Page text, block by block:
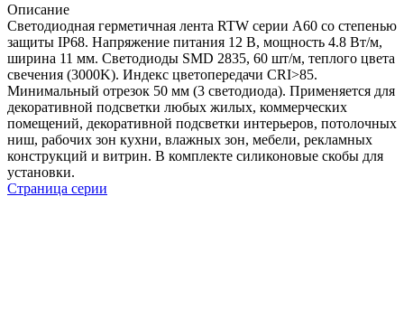
Описание
Светодиодная герметичная лента RTW серии A60 со степенью
защиты IP68. Напряжение питания 12 В, мощность 4.8 Вт/м,
ширина 11 мм. Светодиоды SMD 2835, 60 шт/м, теплого цвета
свечения (3000K). Индекс цветопередачи CRI>85.
Минимальный отрезок 50 мм (3 светодиода). Применяется для
декоративной подсветки любых жилых, коммерческих
помещений, декоративной подсветки интерьеров, потолочных
ниш, рабочих зон кухни, влажных зон, мебели, рекламных
конструкций и витрин. В комплекте силиконовые скобы для
установки.
Страница серии